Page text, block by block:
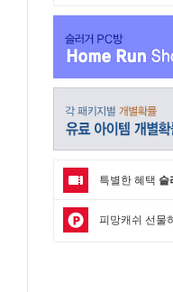
특별한 혜택 슬
피망캐쉬 선물